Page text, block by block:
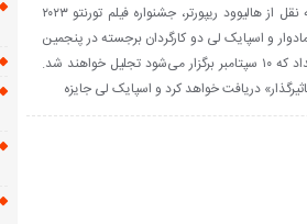
به گزارش افسانه زندگی مدیا به نقل از هالیوود ریپورتر، جشنواره فیلم تورنتو ۲۰۲۳
و اسپایک لی دو کارگردان برجسته در پنجمین
دوره اهدای جوایز سالانه این رویداد که ۱۰ سپتامبر برگزار می‌شود تجلیل خواهند شد.
دریافت خواهد کرد و اسپایک لی جایزه